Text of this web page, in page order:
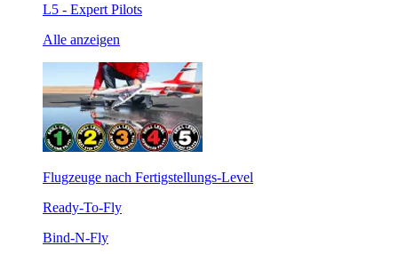
L5 - Expert Pilots
Alle anzeigen
Flugzeuge nach Fertigstellungs-Level
Ready-To-Fly
Bind-N-Fly